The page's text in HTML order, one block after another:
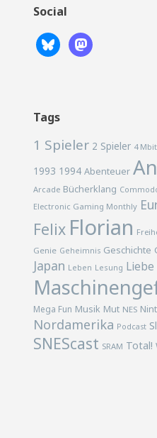
Social
Tags
1 Spieler 2 Spieler 4 Mbit
1993 1994 Abenteuer
Arcade Bücherklang
Electronic Gaming Monthly
Felix Florian
Genie Geheimnis Geschichte
Japan Leben Lesung Liebe
Mega Fun Musik Mut NES
Nordamerika Podcast
SNEScast SRAM Total!